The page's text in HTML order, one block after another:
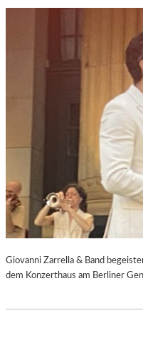
Giovanni Zarrella & Band
dem Konzerthaus am Berliner